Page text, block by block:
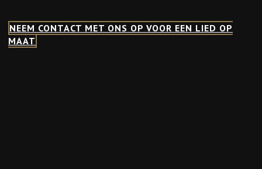
NEEM CONTACT MET ONS OP VOOR EEN LIED OP
MAAT